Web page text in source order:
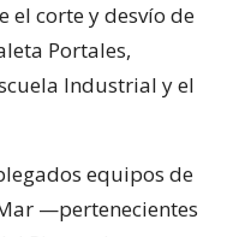
el corte y desvío de
Portales,
Industrial y el
equipos de
—pertenecientes